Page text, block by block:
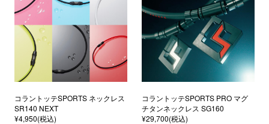
コラントッテSPORTS ネックレス
SR140 NEXT
¥4,950(税込)
コラントッテSPORTS PRO マグ
チタンネックレス SG160
¥29,700(税込)